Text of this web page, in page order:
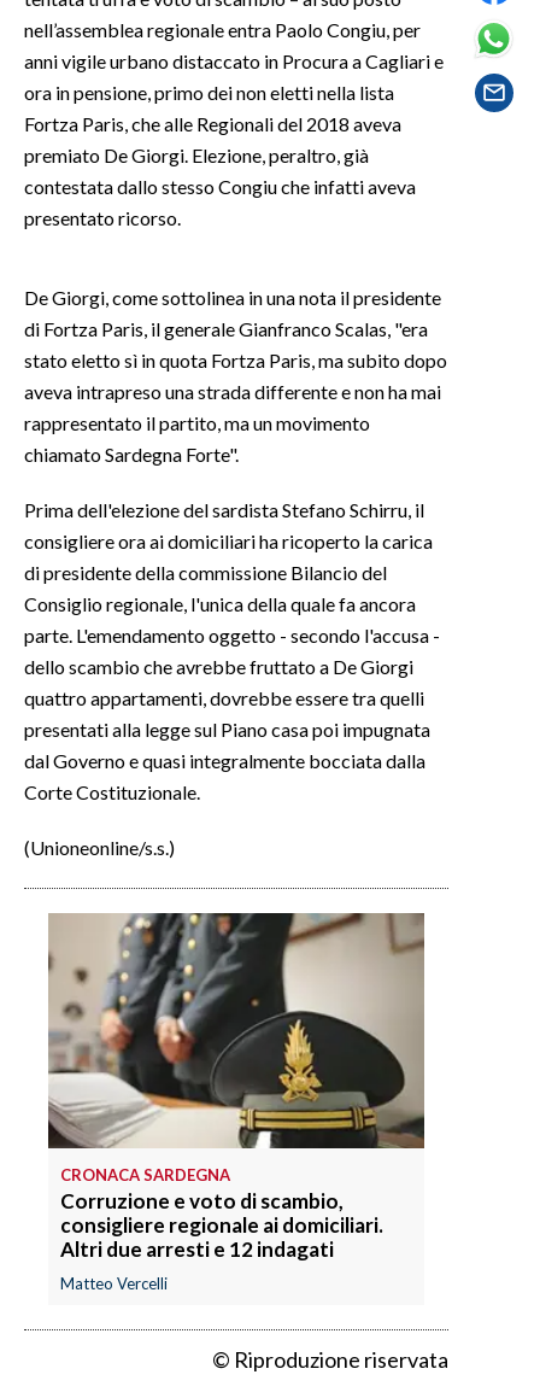
CULTURA
SPETTACOLI
GOSSIP
SALUTE
SARDI NEL MONDO
NOTIZIE
EVENTI
#CARAUNIONE
INSULARITÀ
INFO AZIENDE
ABBONATI
ANNUNCI
NECROLOGI
PUBBLICITÀ
SPIAGGE
nell’assemblea regionale entra Paolo Congiu, per
anni vigile urbano distaccato in Procura a Cagliari e
ora in pensione, primo dei non eletti nella lista
Fortza Paris, che alle Regionali del 2018 aveva
premiato De Giorgi. Elezione, peraltro, già
contestata dallo stesso Congiu che infatti aveva
presentato ricorso.
De Giorgi, come sottolinea in una nota il presidente
di Fortza Paris, il generale Gianfranco Scalas, "era
stato eletto sì in quota Fortza Paris, ma subito dopo
aveva intrapreso una strada differente e non ha mai
rappresentato il partito, ma un movimento
chiamato Sardegna Forte".
Prima dell'elezione del sardista Stefano Schirru, il
consigliere ora ai domiciliari ha ricoperto la carica
di presidente della commissione Bilancio del
Consiglio regionale, l'unica della quale fa ancora
parte. L'emendamento oggetto - secondo l'accusa -
dello scambio che avrebbe fruttato a De Giorgi
quattro appartamenti, dovrebbe essere tra quelli
presentati alla legge sul Piano casa poi impugnata
dal Governo e quasi integralmente bocciata dalla
Corte Costituzionale.
(Unioneonline/s.s.)
CRONACA SARDEGNA
Corruzione e voto di scambio,
consigliere regionale ai domiciliari.
Altri due arresti e 12 indagati
Matteo Vercelli
© Riproduzione riservata